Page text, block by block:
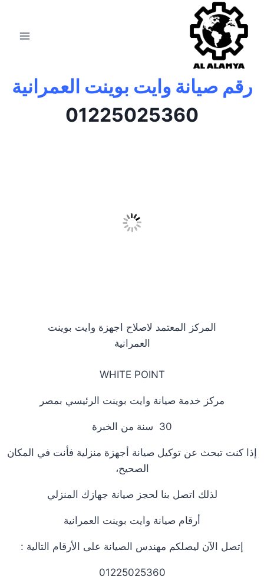
رقم صيانة وايت بوينت العمرانية
01225025360
المركز المعتمد لاصلاح اجهزة وايت بوينت
العمرانية
WHITE POINT
مركز خدمة صيانة وايت بوينت الرئيسي بمصر
30 سنة من الخبرة
إذا كنت تبحث عن توكيل صيانة أجهزة منزلية فأنت في المكان
الصحيح،
لذلك اتصل بنا لحجز صيانة جهازك المنزلي
أرقام صيانة وايت بوينت العمرانية
إتصل الآن ليصلكم مهندس الصيانة على الأرقام التالية :
01225025360